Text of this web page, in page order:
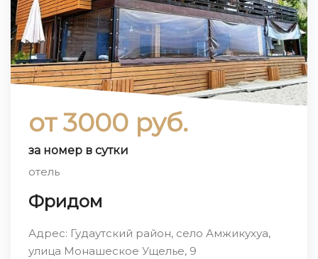
от 3000 руб.
за номер в сутки
отель
Фридом
Адрес: Гудаутский район, село Амжикухуа,
улица Монашеское Ущелье, 9